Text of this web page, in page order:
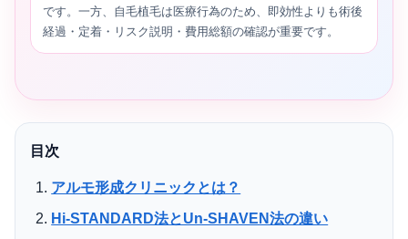
です。一方、自毛植毛は医療行為のため、即効性よりも術後
経過・定着・リスク説明・費用総額の確認が重要です。
目次
アルモ形成クリニックとは？
Hi-STANDARD法とUn-SHAVEN法の違い